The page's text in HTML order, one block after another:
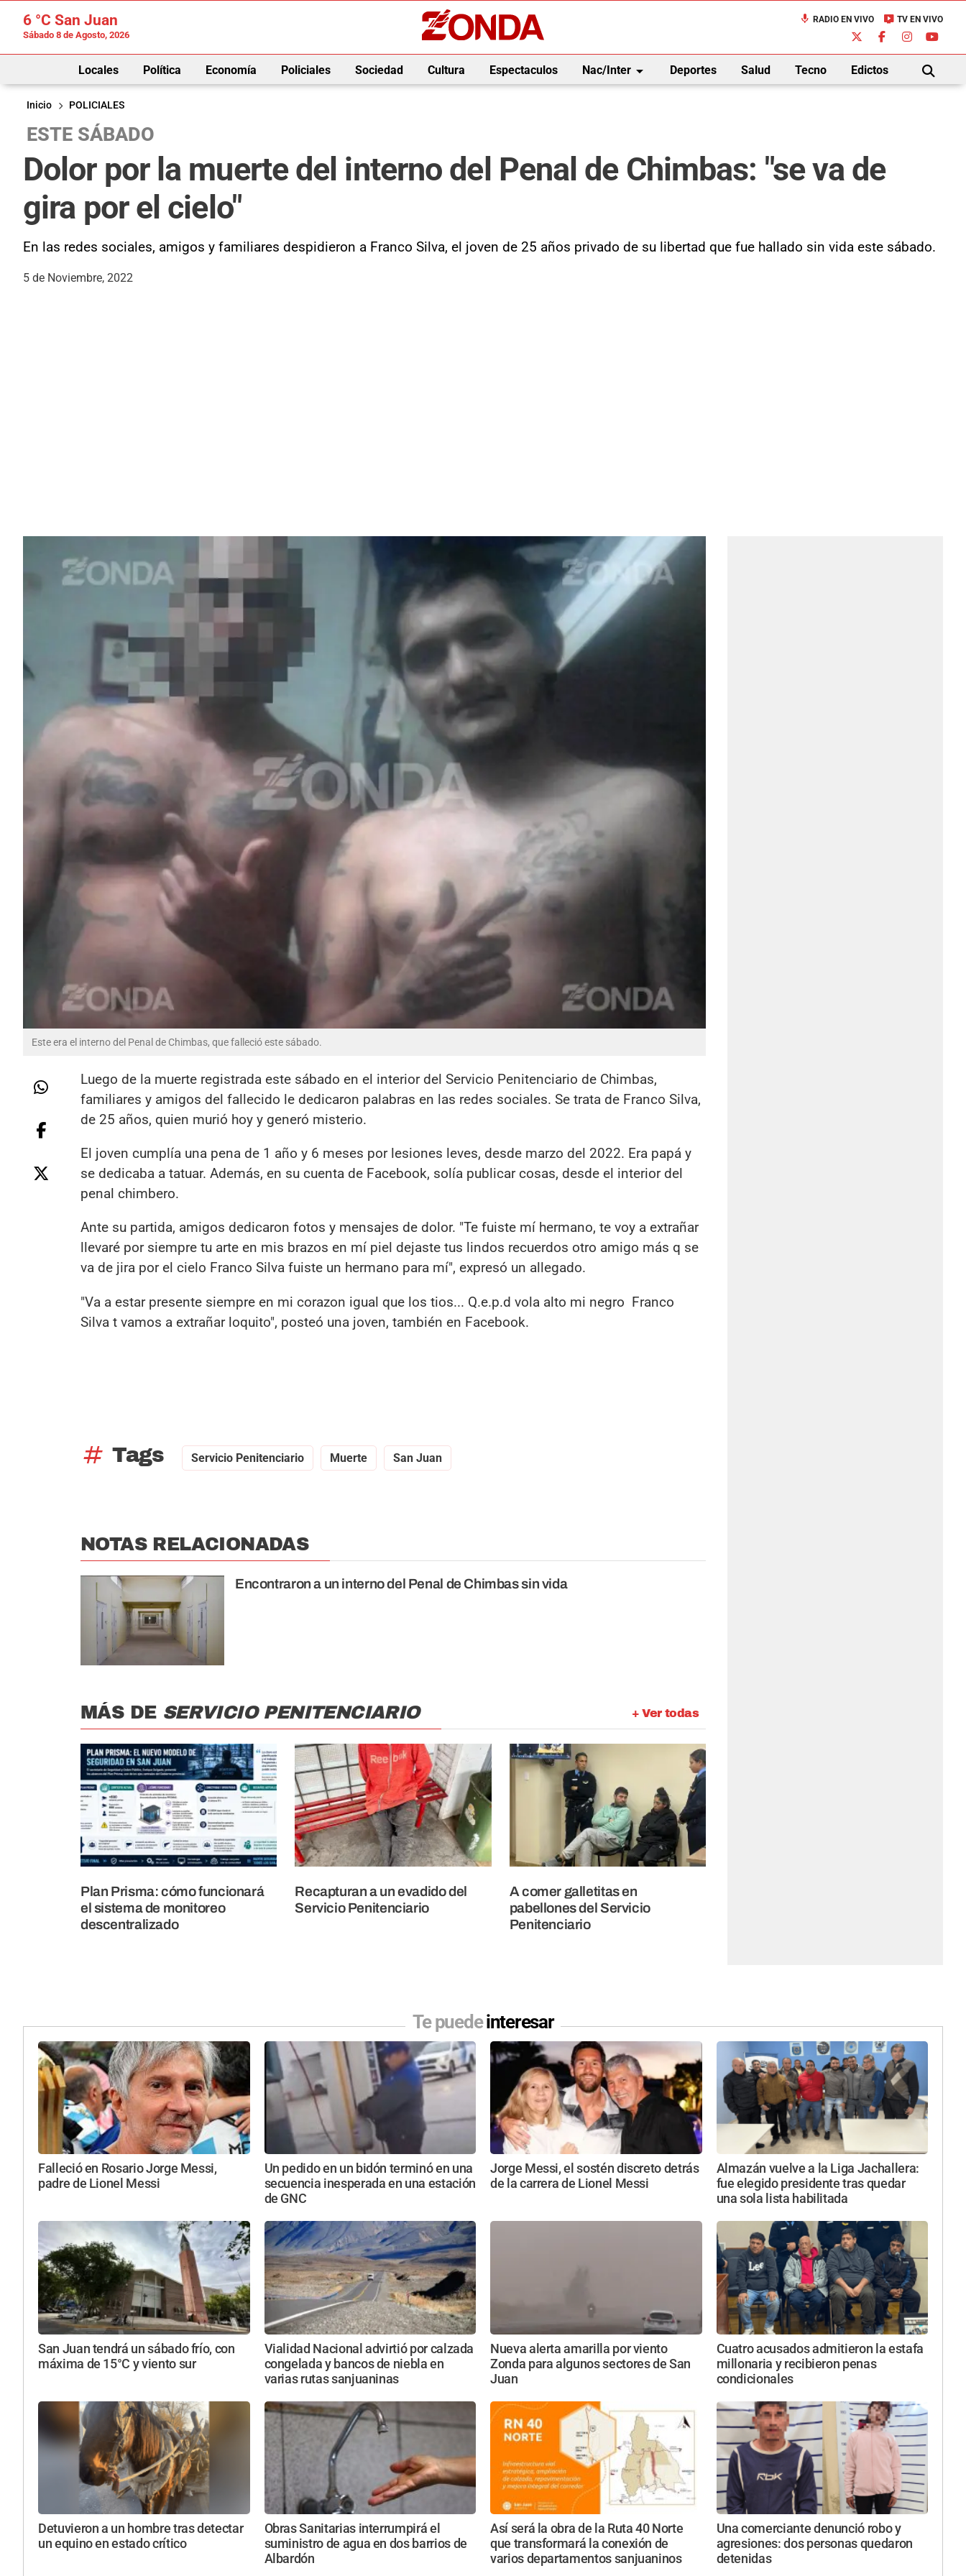
6 °C San Juan
Sábado 8 de Agosto, 2026
mic RADIO EN VIVO live_tv TV EN VIVO
Locales Política Economía Policiales Sociedad Cultura Espectaculos Nac/Interarrow_drop_down Deportes Salud Tecno Edictos
BUSCAR
Inicio
POLICIALES
ESTE SÁBADO
Dolor por la muerte del interno del Penal de Chimbas: "se va de
gira por el cielo"
En las redes sociales, amigos y familiares despidieron a Franco Silva, el joven de 25 años privado de su libertad que fue hallado sin vida este sábado.
5 de Noviembre, 2022
Este era el interno del Penal de Chimbas, que falleció este sábado.
Luego de la muerte registrada este sábado en el interior del Servicio Penitenciario de Chimbas,
familiares y amigos del fallecido le dedicaron palabras en las redes sociales. Se trata de Franco Silva,
de 25 años, quien murió hoy y generó misterio.
El joven cumplía una pena de 1 año y 6 meses por lesiones leves, desde marzo del 2022. Era papá y
se dedicaba a tatuar. Además, en su cuenta de Facebook, solía publicar cosas, desde el interior del
penal chimbero.
Ante su partida, amigos dedicaron fotos y mensajes de dolor. "Te fuiste mí hermano, te voy a extrañar
llevaré por siempre tu arte en mis brazos en mí piel dejaste tus lindos recuerdos otro amigo más q se
va de jira por el cielo Franco Silva fuiste un hermano para mí", expresó un allegado.
"Va a estar presente siempre en mi corazon igual que los tios... Q.e.p.d vola alto mi negro Franco
Silva t vamos a extrañar loquito", posteó una joven, también en Facebook.
tag Tags Servicio Penitenciario Muerte San Juan
NOTAS RELACIONADAS
Encontraron a un interno del Penal de Chimbas sin vida
+ Ver todas
MÁS DE SERVICIO PENITENCIARIO
Plan Prisma: cómo funcionará
el sistema de monitoreo
descentralizado
Recapturan a un evadido del
Servicio Penitenciario
A comer galletitas en
pabellones del Servicio
Penitenciario
Te puedeinteresar
Falleció en Rosario Jorge Messi,
padre de Lionel Messi
Un pedido en un bidón terminó en una
secuencia inesperada en una estación
de GNC
Jorge Messi, el sostén discreto detrás
de la carrera de Lionel Messi
Almazán vuelve a la Liga Jachallera:
fue elegido presidente tras quedar
una sola lista habilitada
San Juan tendrá un sábado frío, con
máxima de 15°C y viento sur
Vialidad Nacional advirtió por calzada
congelada y bancos de niebla en
varias rutas sanjuaninas
Nueva alerta amarilla por viento
Zonda para algunos sectores de San
Juan
Cuatro acusados admitieron la estafa
millonaria y recibieron penas
condicionales
Detuvieron a un hombre tras detectar
un equino en estado crítico
Obras Sanitarias interrumpirá el
suministro de agua en dos barrios de
Albardón
Así será la obra de la Ruta 40 Norte
que transformará la conexión de
varios departamentos sanjuaninos
Una comerciante denunció robo y
agresiones: dos personas quedaron
detenidas